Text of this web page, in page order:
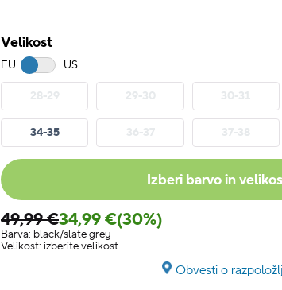
Velikost
EU US
28-29 29-30 30-31
34-35 36-37 37-38
Izberi barvo in
49,99 €34,99 €(30%)
Barva: black/slate grey
Velikost: izberite velikost
Obvesti o